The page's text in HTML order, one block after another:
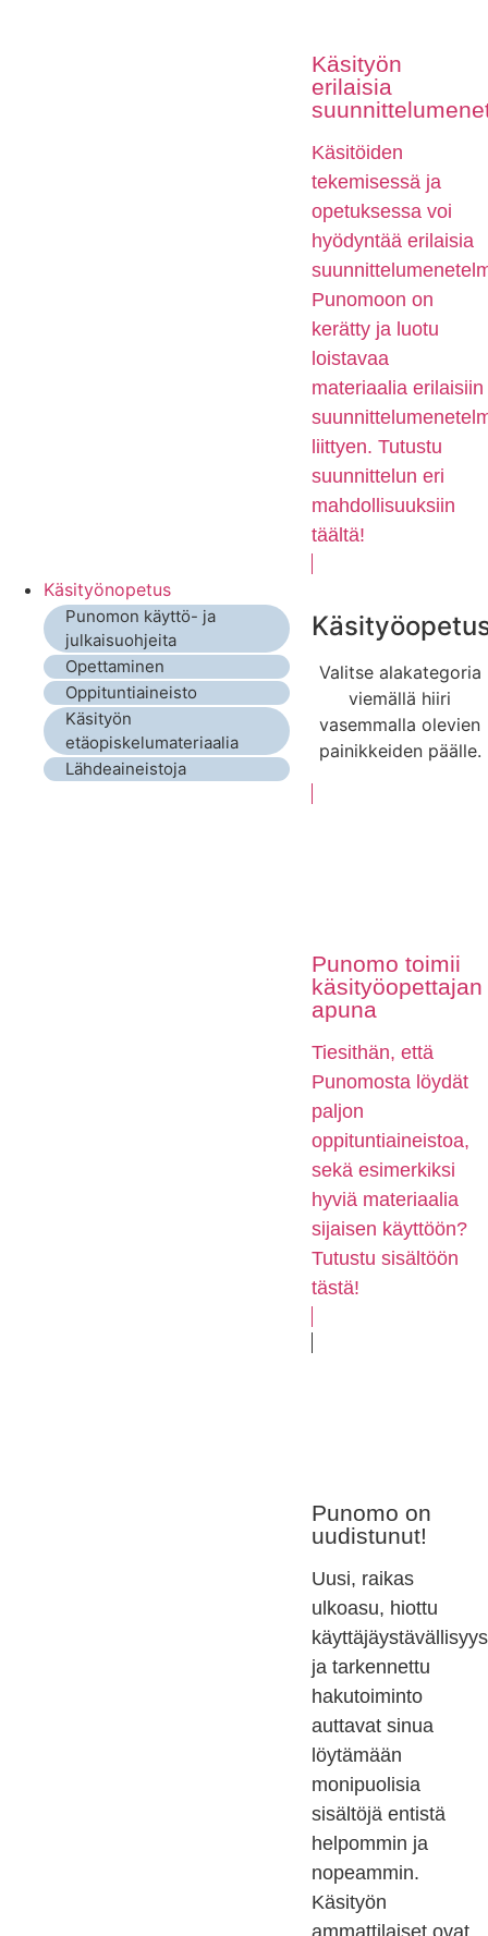
Käsityön
erilaisia
Käsitöiden
tekemisessä ja
opetuksessa voi
hyödyntää erilaisia
Punomoon on
kerätty ja luotu
loistavaa
materiaalia erilaisiin
liittyen. Tutustu
suunnittelun eri
mahdollisuuksiin
täältä!
Käsityönopetus
Punomon käyttö- ja
julkaisuohjeita
Opettaminen
Oppituntiaineisto
Käsityön
etäopiskelumateriaalia
Lähdeaineistoja
Valitse alakategoria
viemällä hiiri
vasemmalla olevien
painikkeiden päälle.
Punomo toimii
käsityöopettajan
apuna
Tiesithän, että
Punomosta löydät
paljon
oppituntiaineistoa,
sekä esimerkiksi
hyviä materiaalia
sijaisen käyttöön?
Tutustu sisältöön
tästä!
Punomo on
uudistunut!
Uusi, raikas
ulkoasu, hiottu
käyttäjäystävällisyys
ja tarkennettu
hakutoiminto
auttavat sinua
löytämään
monipuolisia
sisältöjä entistä
helpommin ja
nopeammin.
Käsityön